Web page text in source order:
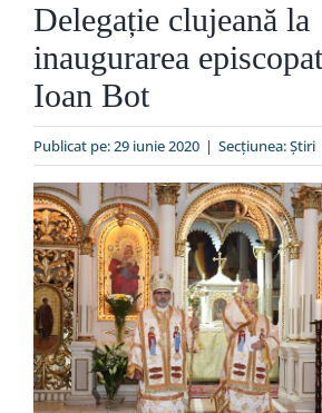
Organizare
Liturgic
Special
Delegație clujeană la
inaugurarea
Ioan Bot
Publicat pe: 29 iunie 2020 | Secțiunea:Ştiri